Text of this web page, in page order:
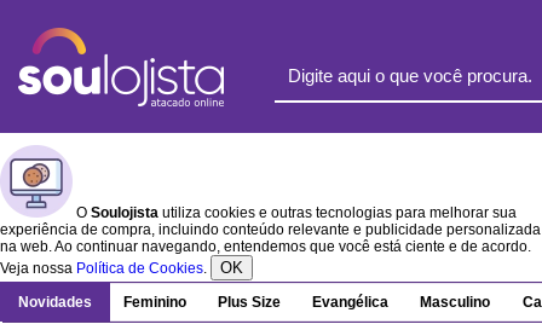
O Soulojista utiliza cookies e outras tecnologias para melhorar sua
experiência de compra, incluindo conteúdo relevante e publicidade personalizada
na web. Ao continuar navegando, entendemos que você está ciente e de acordo.
Veja nossa Política de Cookies. OK
Novidades Feminino Plus Size Evangélica Masculino